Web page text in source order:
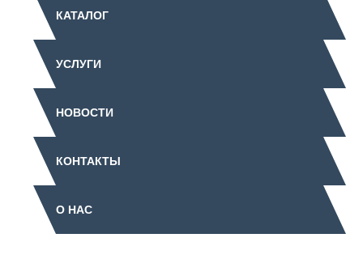
КАТАЛОГ
УСЛУГИ
НОВОСТИ
КОНТАКТЫ
О НАС